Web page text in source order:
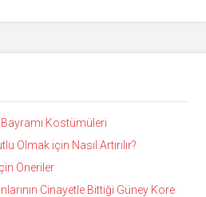
Bayramı Kostümüleri
Olmak için Nasıl Artırılır?
Öneriler
Cinayetle Bittiği Güney Kore